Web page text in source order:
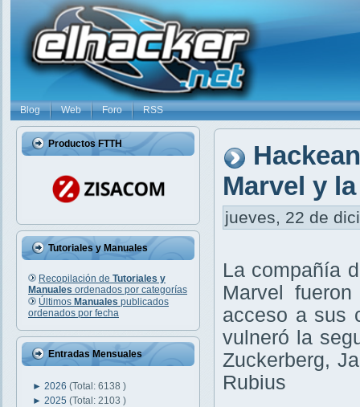
Blog Web Foro RSS
Productos FTTH
Tutoriales y Manuales
Recopilación de Tutoriales y
Manuales ordenados por categorías
Últimos Manuales publicados
ordenados por fecha
Entradas Mensuales
► 2026 (Total: 6138 )
► 2025 (Total: 2103 )
Marvel y
jueves, 22 de
La compañía
Marvel
acceso a sus
vulneró la
Zuckerberg,
Rubius